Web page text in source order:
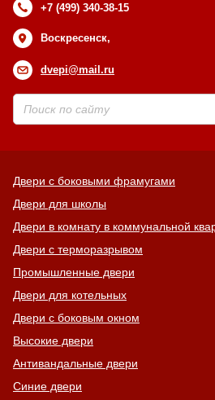
+7 (499) 340-38-15
Воскресенск,
dvepi@mail.ru
Двери с боковыми фрамугами
Двери для школы
Двери в комнату в коммунальной
Двери с терморазрывом
Промышленные двери
Двери для котельных
Двери с боковым окном
Высокие двери
Антивандальные двери
Синие двери